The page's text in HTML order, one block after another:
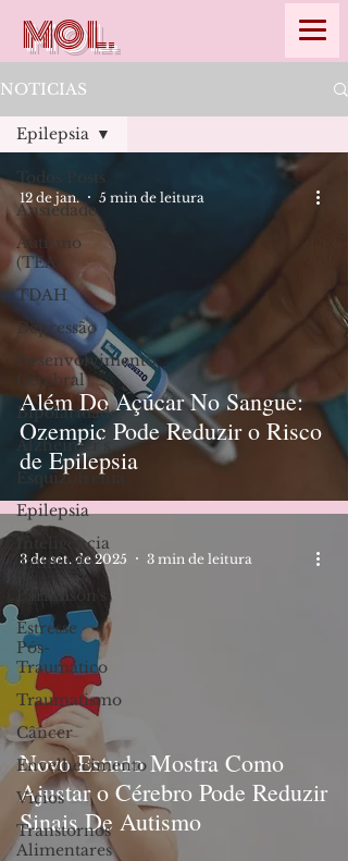
MOL.
NOTICIAS
Todos Posts
Ansiedade
Autismo
(TEA)
TDAH
Depressão
Desenvolvimento
Cerebral
Bipolaridade
Alzheimer's
Esquizofrenia
Epilepsia
Inteligencia
Artificial
Parkinson's
Estresse
Pós-
Traumático
Traumatismo
Câncer
Envelhecimento
Vícios
Transtornos
Alimentares
Epilepsia
Além Do Açúcar No Sangue:
Ozempic Pode Reduzir o Risco
de Epilepsia
12 de jan. 5 min de leitura
Novo Estudo Mostra Como
Ajustar o Cérebro Pode Reduzir
Sinais De Autismo
3 de set. de 2025 3 min de leitura